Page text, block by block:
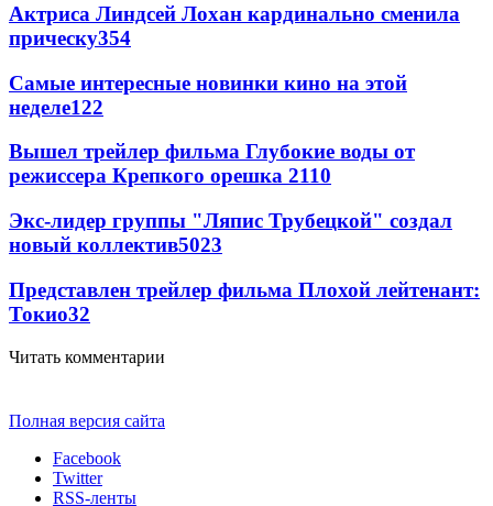
Актриса Линдсей Лохан кардинально сменила
прическу354
Самые интересные новинки кино на этой
неделе122
Вышел трейлер фильма Глубокие воды от
режиссера Крепкого орешка 2110
Экс-лидер группы "Ляпис Трубецкой" создал
новый коллектив5023
Представлен трейлер фильма Плохой лейтенант:
Токио32
Читать комментарии
Полная версия сайта
Facebook
Twitter
RSS-ленты